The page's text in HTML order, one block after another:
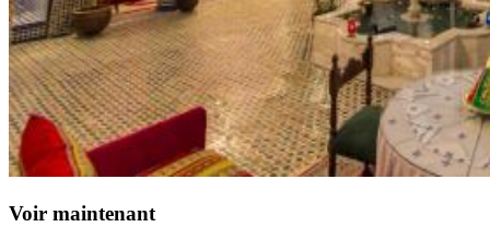
Voir maintenant